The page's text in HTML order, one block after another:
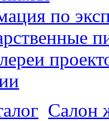
по
Салон